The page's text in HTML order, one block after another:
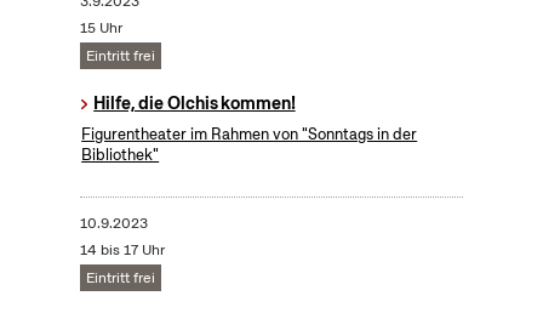
15 Uhr
Eintritt frei
Hilfe, die Olchis kommen!
Figurentheater im Rahmen von "Sonntags in der
Bibliothek"
10.9.2023
14 bis 17 Uhr
Eintritt frei